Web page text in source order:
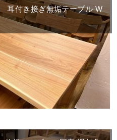
耳付き接ぎ無垢テーブル W